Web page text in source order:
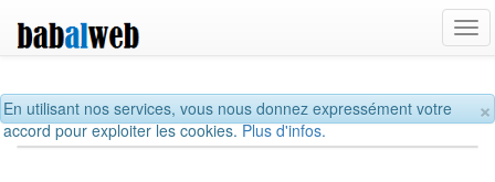
×
En utilisant nos services, vous nous donnez expressément votre
accord pour exploiter les cookies.Plus d'infos.